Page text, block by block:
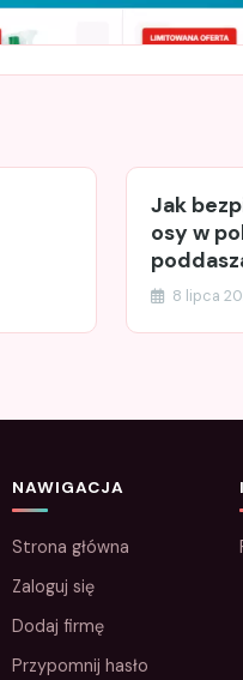
Jak
osy w
8 lipca
NAWIGACJA
Strona główna
Zaloguj się
Dodaj firmę
Przypomnij hasło